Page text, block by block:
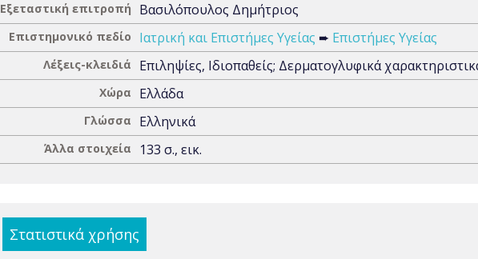
Εξεταστική επιτροπή Βασιλόπουλος Δημήτριος
Επιστημονικό πεδίο Ιατρική και Επιστήμες Υγείας ➨ Επιστήμες Υγείας
Λέξεις-κλειδιά Επιληψίες, Ιδιοπαθείς; Δερματογλυφικά
Χώρα Ελλάδα
Γλώσσα Ελληνικά
Άλλα στοιχεία 133 σ., εικ.
Στατιστικά χρήσης